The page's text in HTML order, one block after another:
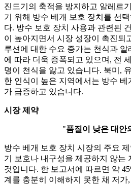
진드기의 축적을 방지하고 알레르
기 위해 방수 베개 보호 장치를 선
다. 방수 보호 장치 사용과 관련된
이 높아지면서 시장 성장이 촉진되
루션에 대한 수요 증가는 천식과
에 따라 더욱 증폭되고 있으며, 전
명이 천식을 앓고 있습니다. 북미,
한 인식이 높은 지역에서는 방수 베
가 급증하고 있습니다.
시장 제약
"품질이 낮은 대안
방수 베개 보호 장치 시장의 주요
기 보호나 내구성을 제공하지 않는
것입니다. 한 보고서에 따르면 약
계를 충분히 이해하지 못한 채 저